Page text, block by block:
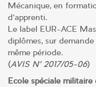
Mécanique, en
d’apprenti.
Le label EUR-ACE
diplômes, sur
même période.
(AVIS N° 2017/05-06)
Ecole spéciale